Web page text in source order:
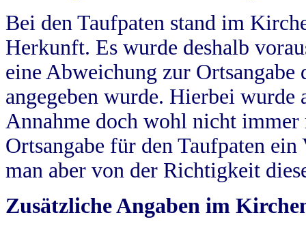
Bei den Taufpaten stand im
Herkunft. Es wurde deshalb
eine Abweichung zur
angegeben wurde. Hierbei wurde
Annahme doch wohl nicht
Ortsangabe für den Taufpaten
man aber von der Richtigkeit
Zusätzliche Angaben im